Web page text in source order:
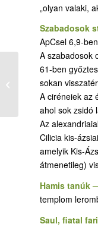
„olyan valaki,
Szabadosok
ApCsel 6,9-
A szabadosok
61-ben
sokan
A ciréneiek az
ahol sok zsidó
Az
Cilicia kis-
amelyik Kis-
átmenetileg)
Hamis tanúk
templom
Saul, fiatal
325. Az apostolok
kiszabadulnak a
börtönből